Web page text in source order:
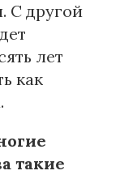
С другой
лет
как
такие